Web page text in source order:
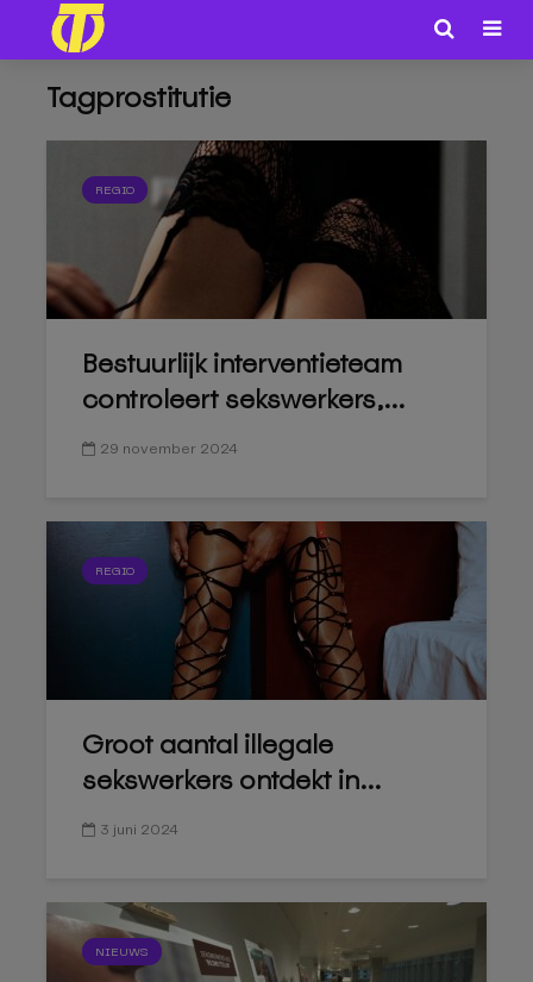
Tagprostitutie
REGIO
Bestuurlijk interventieteam
controleert sekswerkers,...
29 november 2024
REGIO
Groot aantal illegale
sekswerkers ontdekt in...
3 juni 2024
NIEUWS